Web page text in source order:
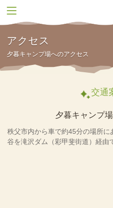
アクセス
夕暮キャンプ場へのアクセス
交通
夕暮キャンプ
秩父市内から車で約45分の場所
谷を滝沢ダム（彩甲斐街道）経由